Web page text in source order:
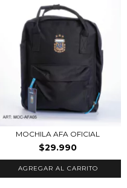
MOCHILA AFA OFICIAL
$29.990